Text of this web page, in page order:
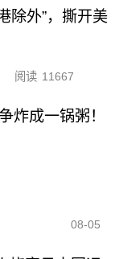
除外”，撕开美
阅读 11667
炸成一锅粥！
08-05